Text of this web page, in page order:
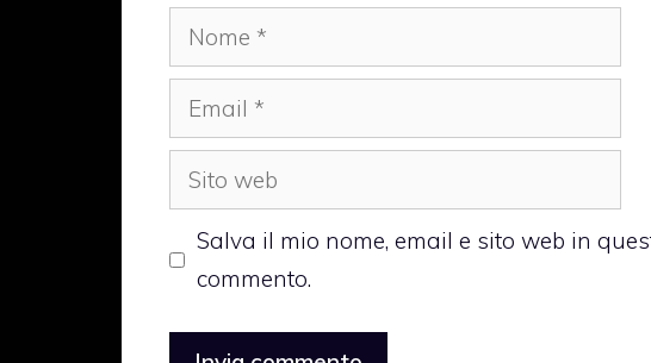
Nome
Email
Sito
web
Salva il mio nome, email e sito web in
commento.